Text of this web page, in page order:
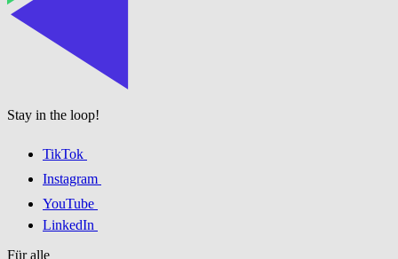
Stay in the loop!
TikTok
Instagram
YouTube
LinkedIn
Für alle